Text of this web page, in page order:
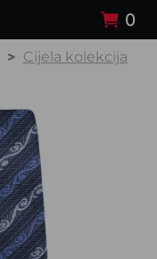
0
Cijela kolekcija